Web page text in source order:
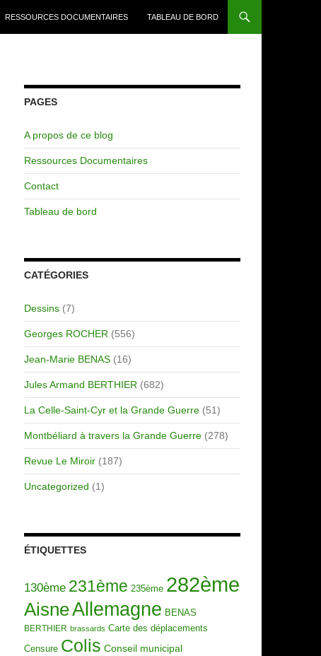
RESSOURCES DOCUMENTAIRES TABLEAU DE BORD
PAGES
A propos de ce blog
Ressources Documentaires
Contact
Tableau de bord
CATÉGORIES
Dessins (7)
Georges ROCHER (556)
Jean-Marie BENAS (16)
Jules Armand BERTHIER (682)
La Celle-Saint-Cyr et la Grande Guerre (51)
Montbéliard à travers la Grande Guerre (278)
Revue Le Miroir (187)
Uncategorized (1)
ÉTIQUETTES
130ème 231ème 235ème 282ème
AisneAllemagne BENAS
BERTHIER brassards Carte des déplacements
Censure Colis Conseil municipal